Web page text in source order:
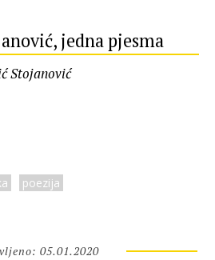
jedna pjesma
Stojanović
poezija
05.01.2020